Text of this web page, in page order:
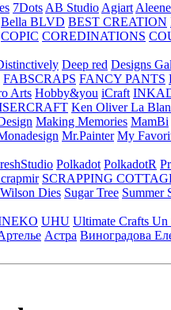
7Dots AB Studio Agiart
Bella BLVD BEST CREATION
COPIC COREDINATIONS
Deep red Designs
FABSCRAPS FANCY PANTS
Arts Hobby&you iCraft
Ken OliverLa
Making Memories MamBi
Mr.Painter My
Polkadot PolkadotR
SCRAPPING
Dies Sugar Tree Summer
UHU Ultimate Crafts Un
Астра Виноградова